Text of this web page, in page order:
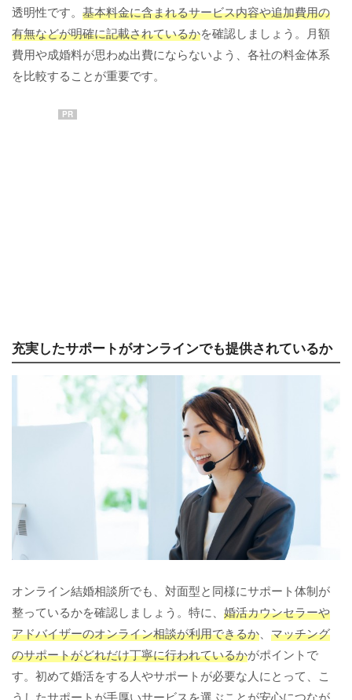
透明性です。 基本料金に含まれるサービス内容や追加費用の
有無などが明確に記載されているかを確認しましょう。月額
費用や成婚料が思わぬ出費にならないよう、各社の料金体系
を比較することが重要です。
PR
充実したサポートがオンラインでも提供されているか
オンライン結婚相談所でも、対面型と同様にサポート体制が
整っているかを確認しましょう。特に、 婚活カウンセラーや
アドバイザーのオンライン相談が利用できるか
マッチング
のサポートがどれだけ丁寧に行われているかがポイントで
す。初めて婚活をする人やサポートが必要な人にとって、こ
うしたサポートが手厚いサービスを選ぶことが安心につなが